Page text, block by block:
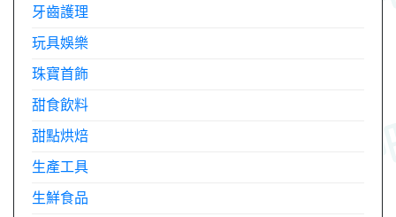
牙齒護理
玩具娛樂
珠寶首飾
甜食飲料
甜點烘焙
生產工具
生鮮食品